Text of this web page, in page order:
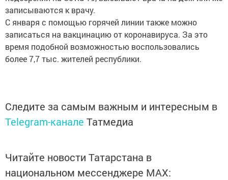
записываются к врачу.
С января с помощью горячей линии также можно
записаться на вакцинацию от коронавируса. За это
время подобной возможностью воспользовались
более 7,7 тыс. жителей республики.
Следите за самым важным и интересным в
Telegram-канале Татмедиа
Читайте новости Татарстана в
национальном мессенджере MАХ: